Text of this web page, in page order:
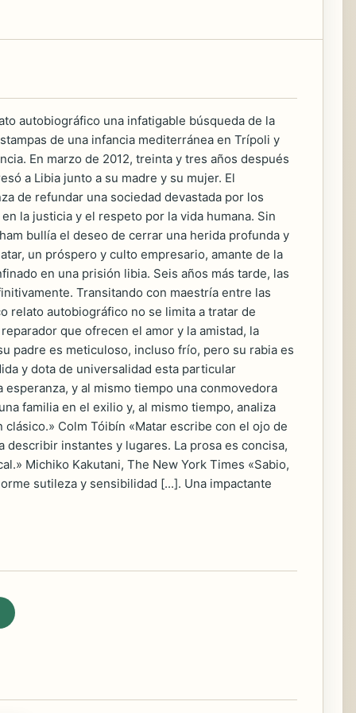
autobiográfico una infatigable búsqueda de la
de una infancia mediterránea en Trípoli y
En marzo de 2012, treinta y tres años después
a Libia junto a su madre y su mujer. El
de refundar una sociedad devastada por los
la justicia y el respeto por la vida humana. Sin
bullía el deseo de cerrar una herida profunda y
un próspero y culto empresario, amante de la
en una prisión libia. Seis años más tarde, las
Transitando con maestría entre las
relato autobiográfico no se limita a tratar de
que ofrecen el amor y la amistad, la
padre es meticuloso, incluso frío, pero su rabia es
y dota de universalidad esta particular
y al mismo tiempo una conmovedora
familia en el exilio y, al mismo tiempo, analiza
Colm Tóibín «Matar escribe con el ojo de
instantes y lugares. La prosa es concisa,
Michiko Kakutani, The New York Times «Sabio,
sutileza y sensibilidad [...]. Una impactante